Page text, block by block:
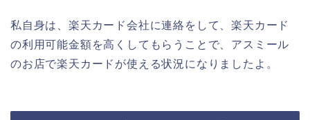
私自身は、楽天カード会社に連絡をして、楽天カード
の利用可能金額を高くしてもらうことで、アスミール
のお店で楽天カードが使える状況になりましたよ。